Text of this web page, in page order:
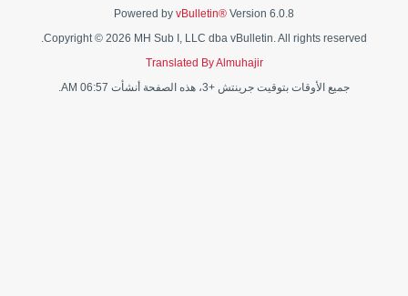
Powered by vBulletin® Version 6.0.8
Copyright © 2026 MH Sub I, LLC dba vBulletin. All rights reserved.
Translated By Almuhajir
جميع الأوقات بتوقيت جرينتش +3، هذه الصفحة أنشأت 06:57 AM.